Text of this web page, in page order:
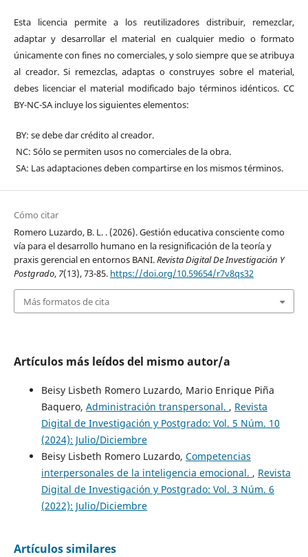
Esta licencia permite a los reutilizadores distribuir, remezclar,
adaptar y desarrollar el material en cualquier medio o formato
únicamente con fines no comerciales, y solo siempre que se atribuya
al creador. Si remezclas, adaptas o construyes sobre el material,
debes licenciar el material modificado bajo términos idénticos. CC
BY-NC-SA incluye los siguientes elementos:
BY: se debe dar crédito al creador.
NC: Sólo se permiten usos no comerciales de la obra.
SA: Las adaptaciones deben compartirse en los mismos términos.
Cómo citar
Romero Luzardo, B. L. . (2026). Gestión educativa consciente como
vía para el desarrollo humano en la resignificación de la teoría y
praxis gerencial en entornos BANI.Revista Digital De Investigación Y
Postgrado, 7(13), 73-85. https://doi.org/10.59654/r7v8qs32
Más formatos de cita
Artículos más leídos del mismo autor/a
Beisy Lisbeth Romero Luzardo, Mario Enrique Piña
Baquero, Administración transpersonal. , Revista
Digital de Investigación y Postgrado: Vol. 5 Núm. 10
(2024): Julio/Diciembre
Beisy Lisbeth Romero Luzardo, Competencias
interpersonales de la inteligencia emocional. , Revista
Digital de Investigación y Postgrado: Vol. 3 Núm. 6
(2022): Julio/Diciembre
Artículos similares